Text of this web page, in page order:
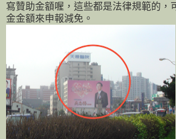
寫贊助金額喔，這些都是法律規範的，
金金額來申報減免。